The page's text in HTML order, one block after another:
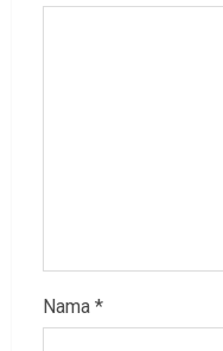
Nama *